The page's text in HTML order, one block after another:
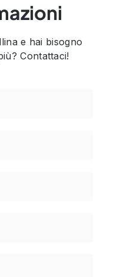
e hai bisogno
Contattaci!